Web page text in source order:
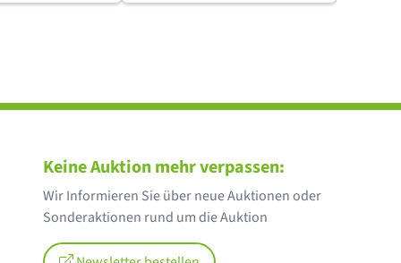
Keine Auktion mehr verpassen:
Wir Informieren Sie über neue Auktionen oder
Sonderaktionen rund um die Auktion